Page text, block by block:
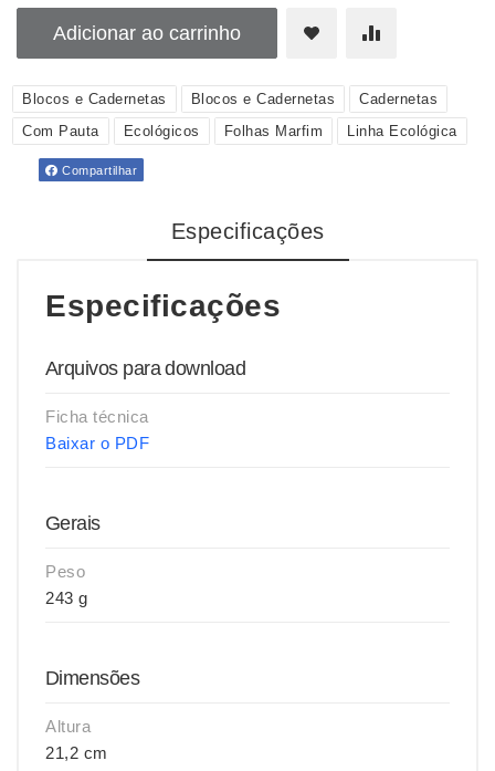
Adicionar ao carrinho
Blocos e Cadernetas Blocos e Cadernetas
Cadernetas
Com Pauta
Ecológicos Folhas Marfim Linha Ecológica
Compartilhar
Especificações
Especificações
Arquivos para download
Ficha técnica
Baixar o PDF
Gerais
Peso
243 g
Dimensões
Altura
21,2 cm